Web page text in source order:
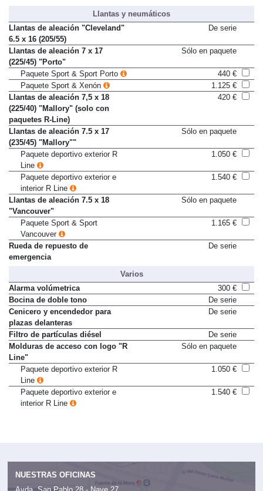
Llantas y neumáticos
Llantas de aleación "Cleveland"
6.5 x 16 (205/55)
Llantas de aleación 7 x 17
(225/45) "Porto"
Paquete Sport & Sport Porto
440 €
Paquete Sport & Xenón
1.125 €
Llantas de aleación 7,5 x 18
(225/40) "Mallory" (solo con
paquetes R-Line)
Llantas de aleación 7.5 x 17
(235/45) "Mallory""
Paquete deportivo exterior R
Line
Paquete deportivo exterior e
interior R Line
Llantas de aleación 7.5 x 18
"Vancouver"
Paquete Sport & Sport
Vancouver
Rueda de repuesto de
Varios
Alarma volúmetrica
300 €
Bocina de doble tono
De serie
Cenicero y encendedor para
plazas delanteras
Filtro de partículas diésel
De serie
Molduras de acceso con logo "R
Line"
Paquete deportivo exterior R
Line
Paquete deportivo exterior e
NUESTRAS OFICINAS